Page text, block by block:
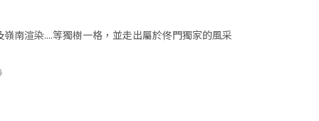
南渲染....等獨樹一格，並走出屬於佟門獨家的風采